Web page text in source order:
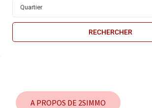
Quartier
RECHERCHER
A PROPOS DE 2SIMMO